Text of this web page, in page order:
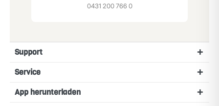
0431 200 766 0
Support
Service
App herunterladen